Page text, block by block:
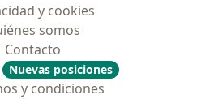
y cookies
somos
Contacto
Nuevas posiciones
y condiciones